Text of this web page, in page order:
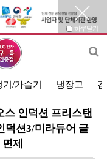
하루닫기
기/가습기 냉장고
인덕션 프리스탠
덕션3/미라듀어 글
제